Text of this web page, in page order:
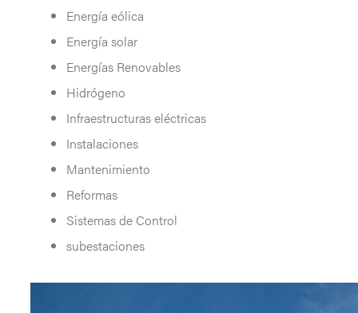
Energía eólica
Energía solar
Energías Renovables
Hidrógeno
Infraestructuras eléctricas
Instalaciones
Mantenimiento
Reformas
Sistemas de Control
subestaciones